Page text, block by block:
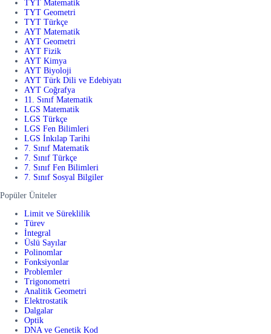
TYT Matematik
TYT Geometri
TYT Türkçe
AYT Matematik
AYT Geometri
AYT Fizik
AYT Kimya
AYT Biyoloji
AYT Türk Dili ve Edebiyatı
AYT Coğrafya
11. Sınıf Matematik
LGS Matematik
LGS Türkçe
LGS Fen Bilimleri
LGS İnkılap Tarihi
7. Sınıf Matematik
7. Sınıf Türkçe
7. Sınıf Fen Bilimleri
7. Sınıf Sosyal Bilgiler
Popüler Üniteler
Limit ve Süreklilik
Türev
İntegral
Üslü Sayılar
Polinomlar
Fonksiyonlar
Problemler
Trigonometri
Analitik Geometri
Elektrostatik
Dalgalar
Optik
DNA ve Genetik Kod